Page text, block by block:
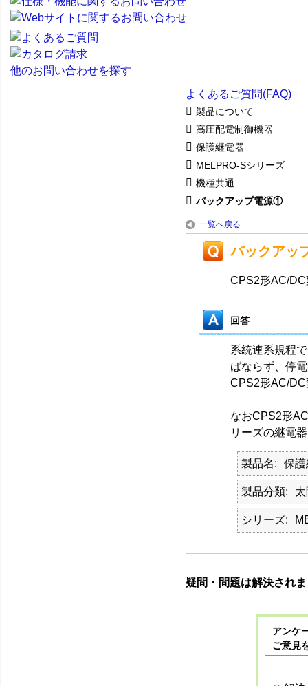
他のお問い合わせを探す
よくあるご質問(FAQ)
製品について
高圧配電制御機器
保護継電器
MELPRO-Sシリーズ
機種共通
バックアップ電源①
一覧へ戻る
バックアッ
CPS2形AC/
回答
系統連系規程
ばならず、停
CPS2形AC/
なおCPS2形
リーズの継電
製品名 保
製品分類
シリーズ
疑問・問題は解決され
アンケ
ご意見